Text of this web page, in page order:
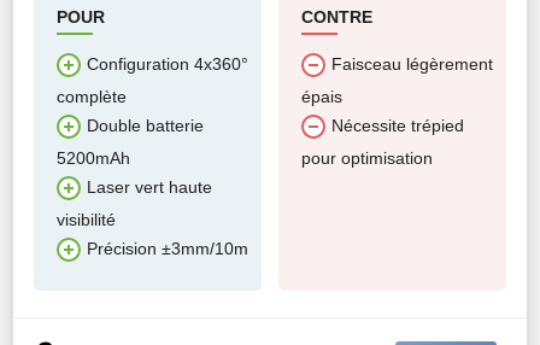
POUR
Configuration 4x360°
complète
Double batterie
5200mAh
Laser vert haute
visibilité
Précision ±3mm/10m
CONTRE
Faisceau légèrement
épais
Nécessite trépied
pour optimisation